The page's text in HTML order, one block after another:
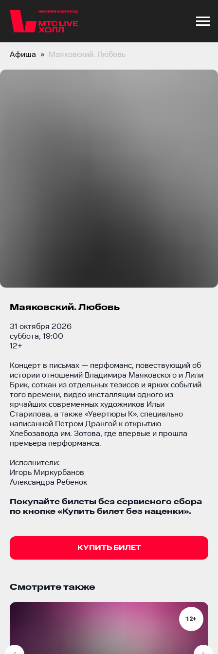
Афиша Маяковский. Любовь
Маяковский. Любовь
31 октября 2026
суббота, 19:00
12+
Концерт в письмах — перфоманс, повествующий об
истории отношений Владимира Маяковского и Лили
Брик, соткан из отдельных тезисов и ярких событий
того времени, видео инсталляции одного из
ярчайших современных художников Ильи
Старилова, а также «Увертюры К», специально
написанной Петром Дрангой к открытию
Хлебозавода им. Зотова, где впервые и прошла
премьера перформанса.
Исполнители:
Игорь Миркурбанов
Александра Ребенок
Покупайте билеты без сервисного сбора
по кнопке «Купить билет без наценки».
КУПИТЬ БИЛЕТ
Смотрите также
12+